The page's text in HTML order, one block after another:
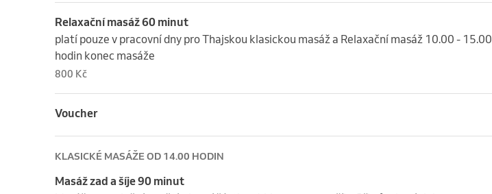
Relaxační masáž 60 minut
platí pouze v pracovní dny pro Thajskou klasickou masáž a Relaxační masáž 10.00 - 15.00
hodin konec masáže
800 Kč
Voucher
KLASICKÉ MASÁŽE OD 14.00 HODIN
Masáž zad a šíje 90 minut